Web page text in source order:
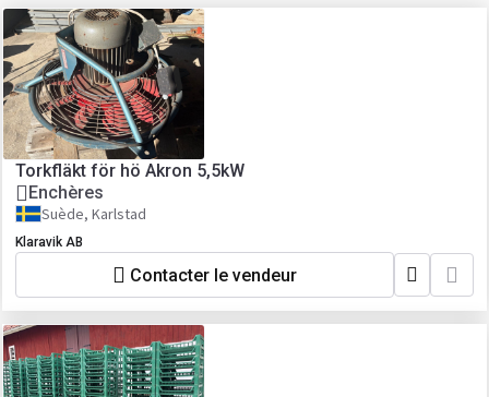
Torkfläkt för hö Akron 5,5kW
Enchères
Suède, Karlstad
Klaravik AB
Contacter le vendeur